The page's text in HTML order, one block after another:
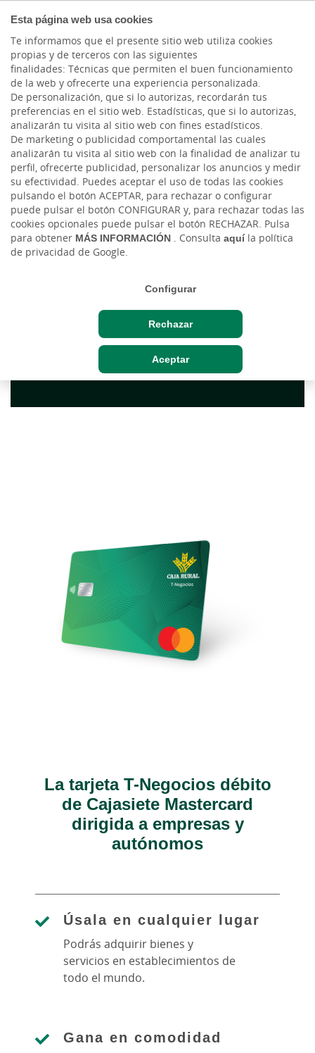
Esta página web usa cookies
Te informamos que el presente sitio web utiliza cookies
propias y de terceros con las siguientes
finalidades: Técnicas que permiten el buen funcionamiento
de la web y ofrecerte una experiencia personalizada.
De personalización, que si lo autorizas, recordarán tus
preferencias en el sitio web. Estadísticas, que si lo autorizas,
analizarán tu visita al sitio web con fines estadísticos.
De marketing o publicidad comportamental las cuales
analizarán tu visita al sitio web con la finalidad de analizar tu
perfil, ofrecerte publicidad, personalizar los anuncios y medir
su efectividad. Puedes aceptar el uso de todas las cookies
pulsando el botón ACEPTAR, para rechazar o configurar
puede pulsar el botón CONFIGURAR y, para rechazar todas las
cookies opcionales puede pulsar el botón RECHAZAR. Pulsa
para obtener MÁS INFORMACIÓN . Consulta aquíla política
de privacidad de Google.
Configurar
Rechazar
Aceptar
TARJETA DE DÉBITO
Tarjeta Mastercard T-Negocios
Débito
Tarjeta de débito diseñada para
gastos de las empresas y autónomos.
La tarjeta T-Negocios débito
de Cajasiete Mastercard
dirigida a empresas y
autónomos
Úsala en cualquier lugar
Podrás adquirir bienes y
servicios en establecimientos de
todo el mundo.
Gana en comodidad